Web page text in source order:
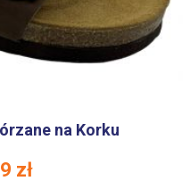
na Korku
zł